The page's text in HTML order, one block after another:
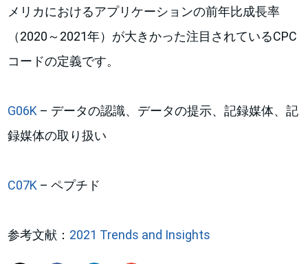
メリカにおけるアプリケーションの前年比成長率
（2020～2021年）が大きかった注目されているCPC
コードの定義です。
G06K – データの認識、データの提示、記録媒体、記
録媒体の取り扱い
C07K – ペプチド
参考文献： 2021 Trends and Insights